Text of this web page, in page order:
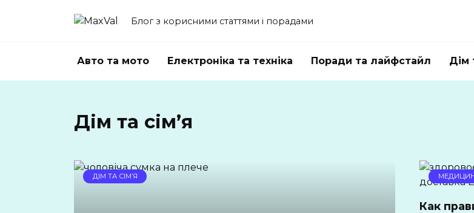
Блог з корисними статтями і порадами
Авто та мото Електроніка та техніка Поради та лайфстайл Дім
Дім та сім’я
ДІМ ТА СІМ’Я
Как